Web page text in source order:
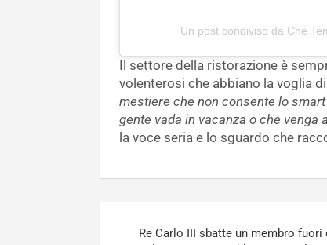
Un post condiviso da Che
Il settore della ristorazione è
volenterosi che abbiano la voglia
mestiere che non consente lo
gente vada in vacanza o che
la voce seria e lo sguardo che
Re Carlo III sbatte un membro fuori